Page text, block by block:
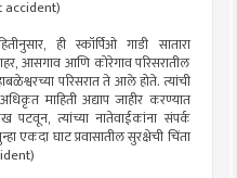
accident)
ही स्कॉर्पिओ गाडी सातारा
आसगाव आणि कोरेगाव परिसरातील
परिसरात ते आले होते. त्यांची
माहिती अद्याप जाहीर करण्यात
त्यांच्या नातेवाईकांना संपर्क
एकदा घाट प्रवासातील सुरक्षेची चिंता